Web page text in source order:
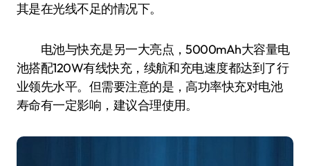
其是在光线不足的情况下。
电池与快充是另一大亮点，5000mAh大容量电
池搭配120W有线快充，续航和充电速度都达到了行
业领先水平。但需要注意的是，高功率快充对电池
寿命有一定影响，建议合理使用。